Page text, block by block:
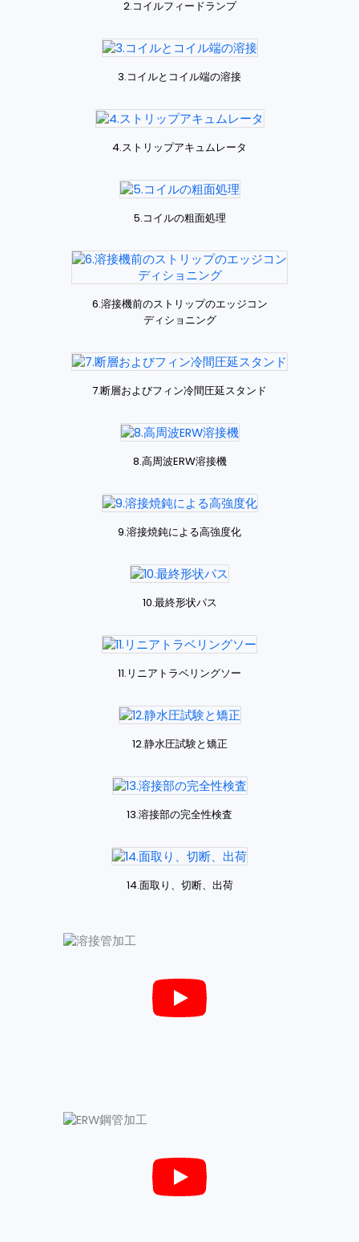
2.コイルフィードランプ
3.コイルとコイル端の溶接
4.ストリップアキュムレータ
5.コイルの粗面処理
6.溶接機前のストリップのエッジコン
ディショニング
7.断層およびフィン冷間圧延スタンド
8.高周波ERW溶接機
9.溶接焼鈍による高強度化
10.最終形状パス
11.リニアトラベリングソー
12.静水圧試験と矯正
13.溶接部の完全性検査
14.面取り、切断、出荷